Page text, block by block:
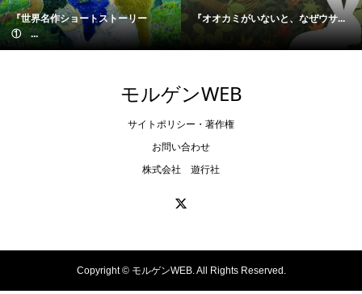
『世界名作ショートストーリー
① ...
『オオカミがいないと、なぜウサ...
モルゲンWEB
サイトポリシー・著作権
お問い合わせ
株式会社 遊行社
Copyright ©モルゲンWEB. All Rights Reserved.